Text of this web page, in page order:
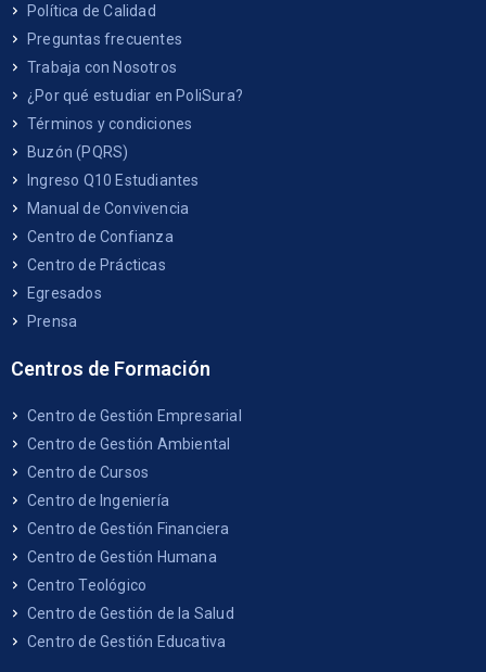
Política de Calidad
Preguntas frecuentes
Trabaja con Nosotros
¿Por qué estudiar en PoliSura?
Términos y condiciones
Buzón (PQRS)
Ingreso Q10 Estudiantes
Manual de Convivencia
Centro de Confianza
Centro de Prácticas
Egresados
Prensa
Centros de Formación
Centro de Gestión Empresarial
Centro de Gestión Ambiental
Centro de Cursos
Centro de Ingeniería
Centro de Gestión Financiera
Centro de Gestión Humana
Centro Teológico
Centro de Gestión de la Salud
Centro de Gestión Educativa